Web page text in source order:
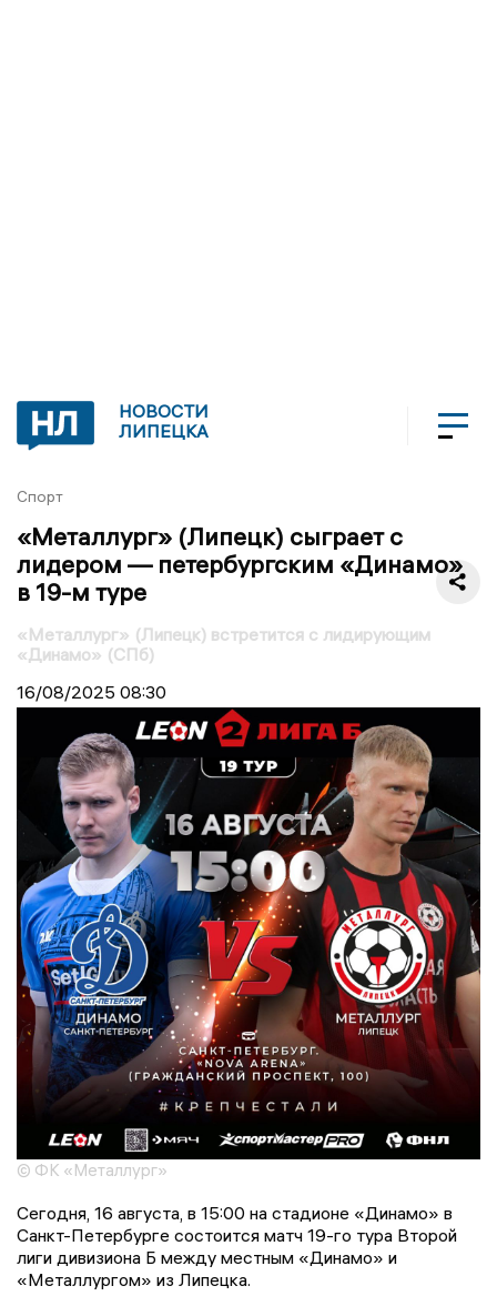
НОВОСТИ
ЛИПЕЦКА
Спорт
«Металлург» (Липецк) сыграет с
лидером — петербургским «Динамо»
в 19-м туре
«Металлург» (Липецк) встретится с лидирующим
«Динамо» (СПб)
16/08/2025 08:30
© ФК «Металлург»
Сегодня, 16 августа, в 15:00 на стадионе «Динамо» в
Санкт-Петербурге состоится матч 19-го тура Второй
лиги дивизиона Б между местным «Динамо» и
«Металлургом» из Липецка.